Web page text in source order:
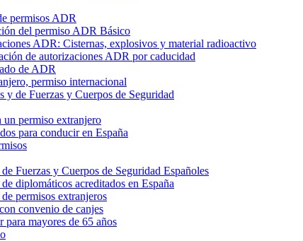
permisos ADR
del permiso ADR Básico
ADR: Cisternas, explosivos y material radioactivo
de autorizaciones ADR por caducidad
de ADR
permiso internacional
y de Fuerzas y Cuerpos de Seguridad
permiso extranjero
para conducir en España
Fuerzas y Cuerpos de Seguridad Españoles
diplomáticos acreditados en España
permisos extranjeros
convenio de canjes
para mayores de 65 años